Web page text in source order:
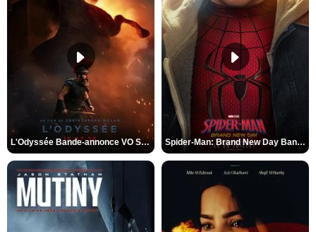
L'Odyssée Bande-annonce VO STFR Spider-Man: Brand New Day Bande-annonce VO STFR